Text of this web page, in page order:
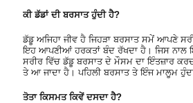
ਕੀ ਡੱਡਾਂ ਦੀ ਬਰਸਾਤ ਹੁੰਦੀ ਹੈ?
ਡੱਡੂ ਅਜਿਹਾ ਜੀਵ ਹੈ ਜਿਹੜਾ ਬਰਸਾਤ ਸਮੇਂ ਆਪਣੇ
ਇਹ ਆਪਣੀਆਂ ਹਰਕਤਾਂ ਬੰਦ ਰੱਖਦਾ ਹੈ। ਜਿਸ ਨਾਲ
ਸਰੀਰ ਵਿੱਚ ਡੱਡੂ ਬਰਸਾਤ ਦੇ ਮੌਸਮ ਦਾ ਇੰਤਜ਼ਾਰ
ਤੇ ਆ ਜਾਦਾ ਹੈ। ਪਹਿਲੀ ਬਰਸਾਤ ਤੇ ਇੰਜ ਮਾਲੂਮ
ਤੋਤਾ ਕਿਸਮਤ ਕਿਵੇਂ ਦਸਦਾ ਹੈ?